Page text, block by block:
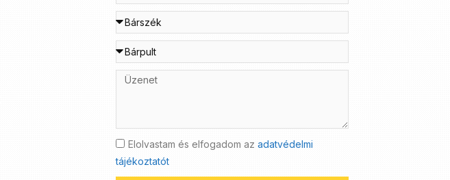
Elolvastam és elfogadom az adatvédelmi
tájékoztatót